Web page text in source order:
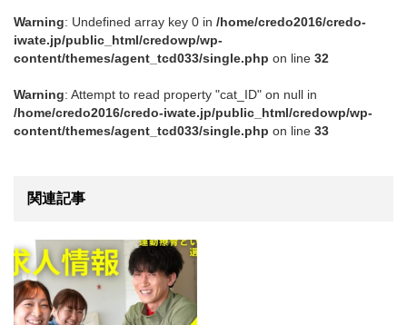
Warning: Undefined array key 0 in /home/credo2016/credo-
iwate.jp/public_html/credowp/wp-
content/themes/agent_tcd033/single.php on line 32
Warning: Attempt to read property "cat_ID" on null in
/home/credo2016/credo-iwate.jp/public_html/credowp/wp-
content/themes/agent_tcd033/single.php on line 33
関連記事